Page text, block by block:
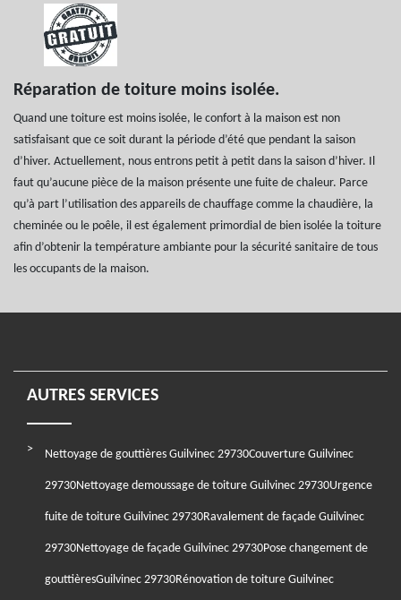
Réparation de toiture moins isolée.
Quand une toiture est moins isolée, le confort à la maison est non
satisfaisant que ce soit durant la période d’été que pendant la saison
d’hiver. Actuellement, nous entrons petit à petit dans la saison d’hiver. Il
faut qu’aucune pièce de la maison présente une fuite de chaleur. Parce
qu’à part l’utilisation des appareils de chauffage comme la chaudière, la
cheminée ou le poêle, il est également primordial de bien isolée la toiture
afin d’obtenir la température ambiante pour la sécurité sanitaire de tous
les occupants de la maison.
AUTRES SERVICES
Nettoyage de gouttières Guilvinec 29730Couverture Guilvinec
29730Nettoyage demoussage de toiture Guilvinec 29730Urgence
fuite de toiture Guilvinec 29730Ravalement de façade Guilvinec
29730Nettoyage de façade Guilvinec 29730Pose changement de
gouttièresGuilvinec 29730Rénovation de toiture Guilvinec